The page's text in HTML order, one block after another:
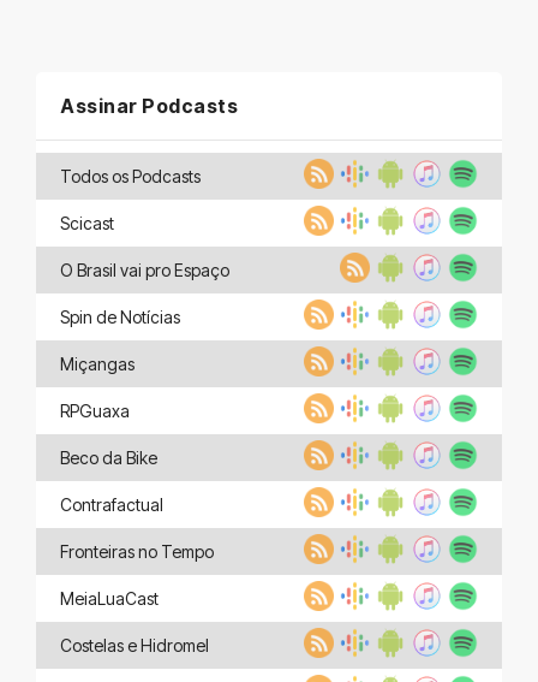
Assinar Podcasts
Todos os Podcasts
Scicast
O Brasil vai pro Espaço
Spin de Notícias
Miçangas
RPGuaxa
Beco da Bike
Contrafactual
Fronteiras no Tempo
MeiaLuaCast
Costelas e Hidromel